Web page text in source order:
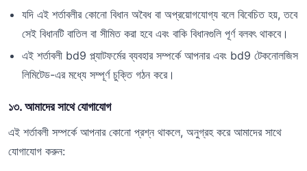
যদি এই শর্তাবলীর কোনো বিধান অবৈধ বা অপ্রয়োগযোগ্য বলে বিবেচিত হয়, তবে
সেই বিধানটি বাতিল বা সীমিত করা হবে এবং বাকি বিধানগুলি পূর্ণ বলবৎ থাকবে।
এই শর্তাবলী bd9 প্ল্যাটফর্মের ব্যবহার সম্পর্কে আপনার এবং bd9 টেকনোলজিস
লিমিটেড-এর মধ্যে সম্পূর্ণ চুক্তি গঠন করে।
১৩. আমাদের সাথে যোগাযোগ
এই শর্তাবলী সম্পর্কে আপনার কোনো প্রশ্ন থাকলে, অনুগ্রহ করে আমাদের সাথে
যোগাযোগ করুন: